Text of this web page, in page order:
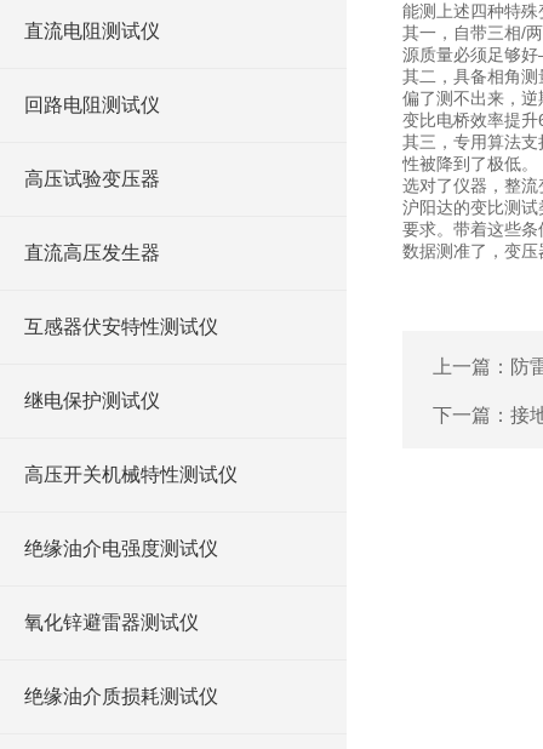
直流电阻测试仪
回路电阻测试仪
高压试验变压器
直流高压发生器
互感器伏安特性测试仪
继电保护测试仪
高压开关机械特性测试仪
绝缘油介电强度测试仪
氧化锌避雷器测试仪
绝缘油介质损耗测试仪
能测上述四种特
其一，自带三相/
源质量必须足够
其二，具备相角
偏了测不出来，
变比电桥效率提
其三，专用算法
性被降到了极低。
选对了仪器，整
沪阳达的变比测
要求。带着这些
数据测准了，变
上一篇： 防
下一篇： 接